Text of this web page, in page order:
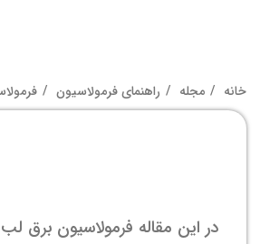
خانه مجله راهنمای فرمولاسیون
در این مقاله فرمولاسیون برق